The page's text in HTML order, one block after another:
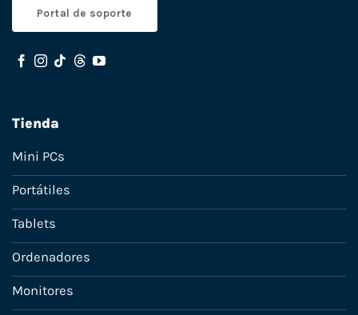
Portal de soporte
Tienda
Mini PCs
Portátiles
Tablets
Ordenadores
Monitores